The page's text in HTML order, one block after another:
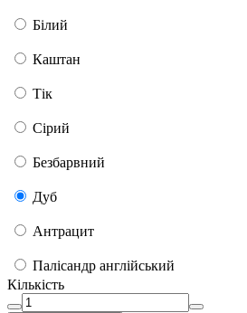
Білий
Каштан
Тік
Сірий
Безбарвний
Дуб
Антрацит
Палісандр англійський
Кількість